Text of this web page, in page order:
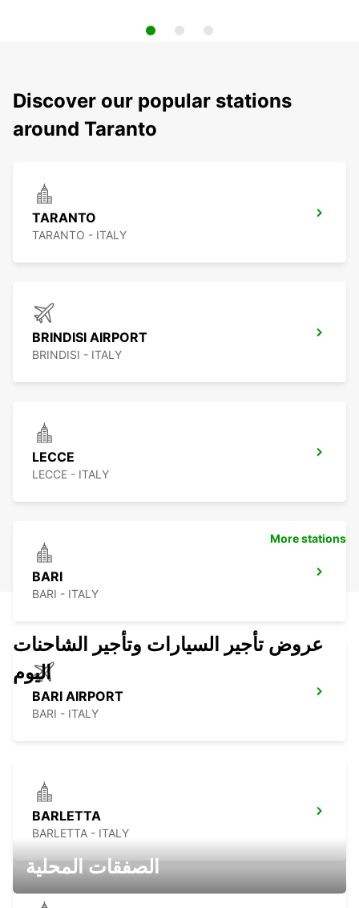
Discover our popular stations
around Taranto
TARANTO
TARANTO - ITALY
BRINDISI AIRPORT
BRINDISI - ITALY
LECCE
LECCE - ITALY
BARI
BARI - ITALY
BARI AIRPORT
BARI - ITALY
BARLETTA
BARLETTA - ITALY
More stations
عروض تأجير السيارات وتأجير الشاحنات
اليوم
الصفقات المحلية